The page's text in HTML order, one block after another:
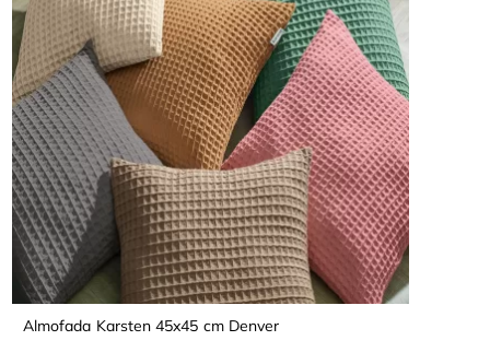
Almofada Karsten 45x45 cm Denver